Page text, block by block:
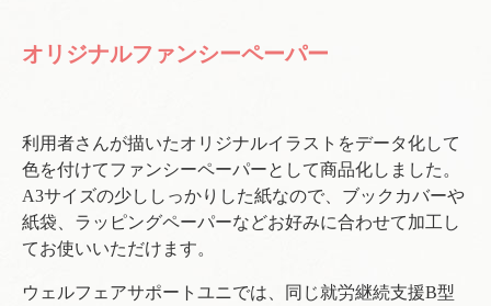
オリジナルファンシーペーパー
利用者さんが描いたオリジナルイラストをデータ化して
色を付けてファンシーペーパーとして商品化しました。
A3サイズの少ししっかりした紙なので、ブックカバーや
紙袋、ラッピングペーパーなどお好みに合わせて加工し
てお使いいただけます。
ウェルフェアサポートユニでは、同じ就労継続支援B型